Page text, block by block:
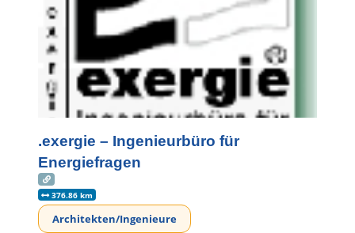
.exergie – Ingenieurbüro für
Energiefragen
376.86 km
Architekten/Ingenieure